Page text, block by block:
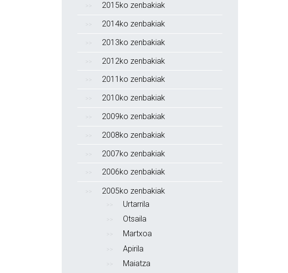
2015ko zenbakiak
2014ko zenbakiak
2013ko zenbakiak
2012ko zenbakiak
2011ko zenbakiak
2010ko zenbakiak
2009ko zenbakiak
2008ko zenbakiak
2007ko zenbakiak
2006ko zenbakiak
2005ko zenbakiak
Urtarrila
Otsaila
Martxoa
Apirila
Maiatza